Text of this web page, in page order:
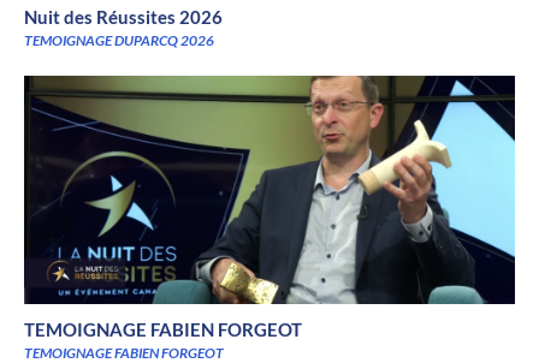
Nuit des Réussites 2026
TEMOIGNAGE DUPARCQ 2026
TEMOIGNAGE FABIEN FORGEOT
TEMOIGNAGE FABIEN FORGEOT